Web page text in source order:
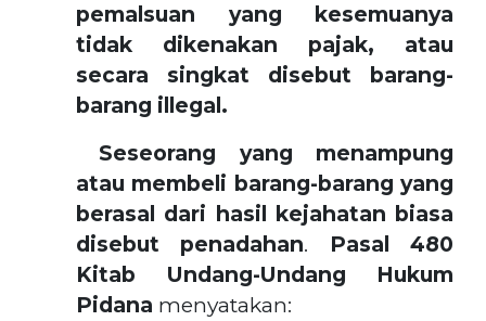
pemalsuan yang kesemuanya
tidak dikenakan pajak, atau
secara singkat disebut barang-
barang illegal.
Seseorang yang menampung
atau membeli barang-barang yang
berasal dari hasil kejahatan biasa
disebut penadahan. Pasal 480
Kitab Undang-Undang Hukum
Pidana menyatakan: